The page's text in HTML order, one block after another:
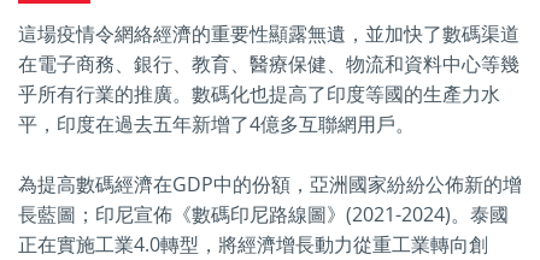
這場疫情令網絡經濟的重要性顯露無遺，並加快了數碼渠道
在電子商務、銀行、教育、醫療保健、物流和資料中心等幾
乎所有行業的推廣。數碼化也提高了印度等國的生產力水
平，印度在過去五年新增了4億多互聯網用戶。
為提高數碼經濟在GDP中的份額，亞洲國家紛紛公佈新的增
長藍圖；印尼宣佈《數碼印尼路線圖》(2021-2024)。泰國
正在實施工業4.0轉型，將經濟增長動力從重工業轉向創